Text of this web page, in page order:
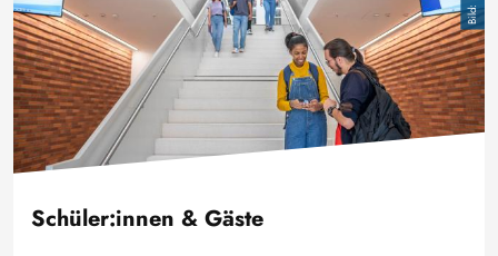
Schüler:innen & Gäste